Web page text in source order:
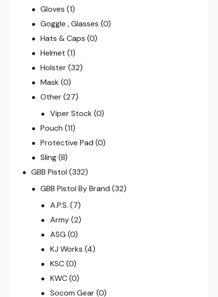
Gloves (1)
Goggle , Glasses (0)
Hats & Caps (0)
Helmet (1)
Holster (32)
Mask (0)
Other (27)
Viper Stock (0)
Pouch (11)
Protective Pad (0)
Sling (8)
GBB Pistol (332)
GBB Pistol By Brand (32)
A.P.S. (7)
Army (2)
ASG (0)
KJ Works (4)
KSC (0)
KWC (0)
Socom Gear (0)